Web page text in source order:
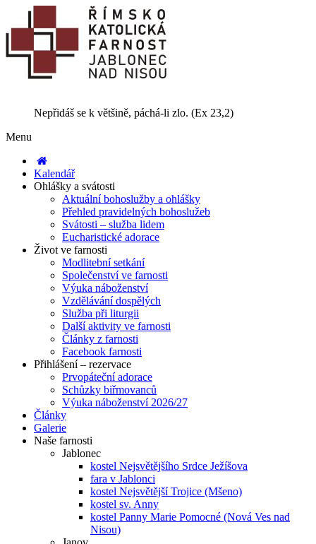
Nepřidáš se k většině, páchá-li zlo. (Ex 23,2)
Menu
Kalendář
Ohlášky a svátosti
Aktuální bohoslužby a ohlášky
Přehled pravidelných bohoslužeb
Svátosti – služba lidem
Eucharistické adorace
Život ve farnosti
Modlitební setkání
Společenství ve farnosti
Výuka náboženství
Vzdělávání dospělých
Služba při liturgii
Další aktivity ve farnosti
Články z farnosti
Facebook farnosti
Přihlášení – rezervace
Prvopáteční adorace
Schůzky biřmovanců
Výuka náboženství 2026/27
Články
Galerie
Naše farnosti
Jablonec
kostel Nejsvětějšího Srdce Ježíšova
fara v Jablonci
kostel Nejsvětější Trojice (Mšeno)
kostel sv. Anny
kostel Panny Marie Pomocné (Nová Ves nad
Nisou)